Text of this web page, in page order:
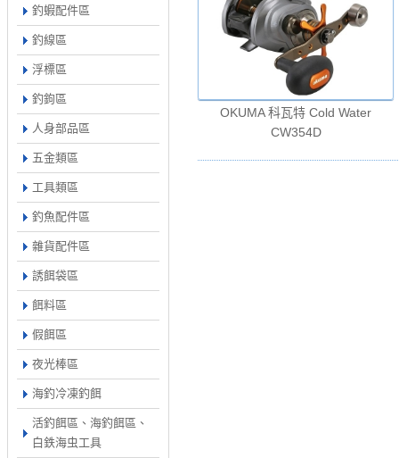
釣蝦配件區
釣線區
浮標區
釣鉤區
人身部品區
五金類區
工具類區
釣魚配件區
雜貨配件區
誘餌袋區
餌料區
假餌區
夜光棒區
海釣冷凍釣餌
活釣餌區、海釣餌區、
白鉄海虫工具
OKUMA 科瓦特 Cold Water
CW354D